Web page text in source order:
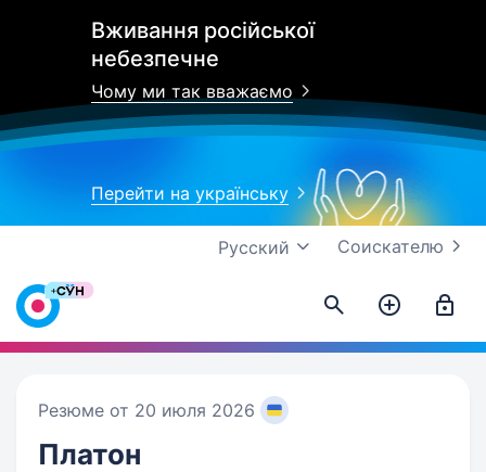
Вживання російської
небезпечне
Чому ми так вважаємо
Перейти на українську
Соискателю
Русский
Резюме от 20 июля 2026
Платон